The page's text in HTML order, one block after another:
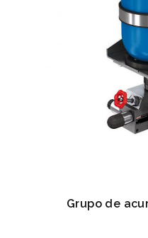
Grupo de